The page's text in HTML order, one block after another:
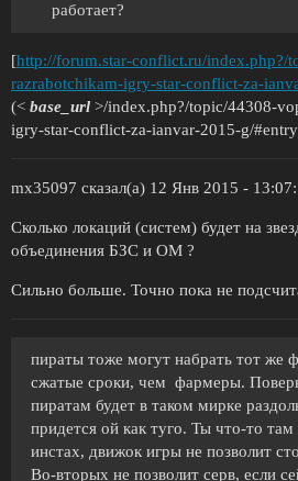
работает?
[http://forum.star-conflict.ru/index.php?/
razrabotchikam-igry-star-conflict-za-
(< base_url >/index.php?/topic/44308-
igry-star-conflict-za-ianvar-2015-g/
mx35097 сказал(а) 12 Янв 2015 - 13:07:
Сколько локаций (систем) будет на
объединения БЗС и ОМ ?
Сильно больше. Точно пока не
пираты тоже могут набрать тот же
сжатые сроки, чем фармеры.
пиратам будет в таком мирке
придется ой как туго. Ты что-то
инстах, движок игры не позволит
Во-вторых не позволит серв, если